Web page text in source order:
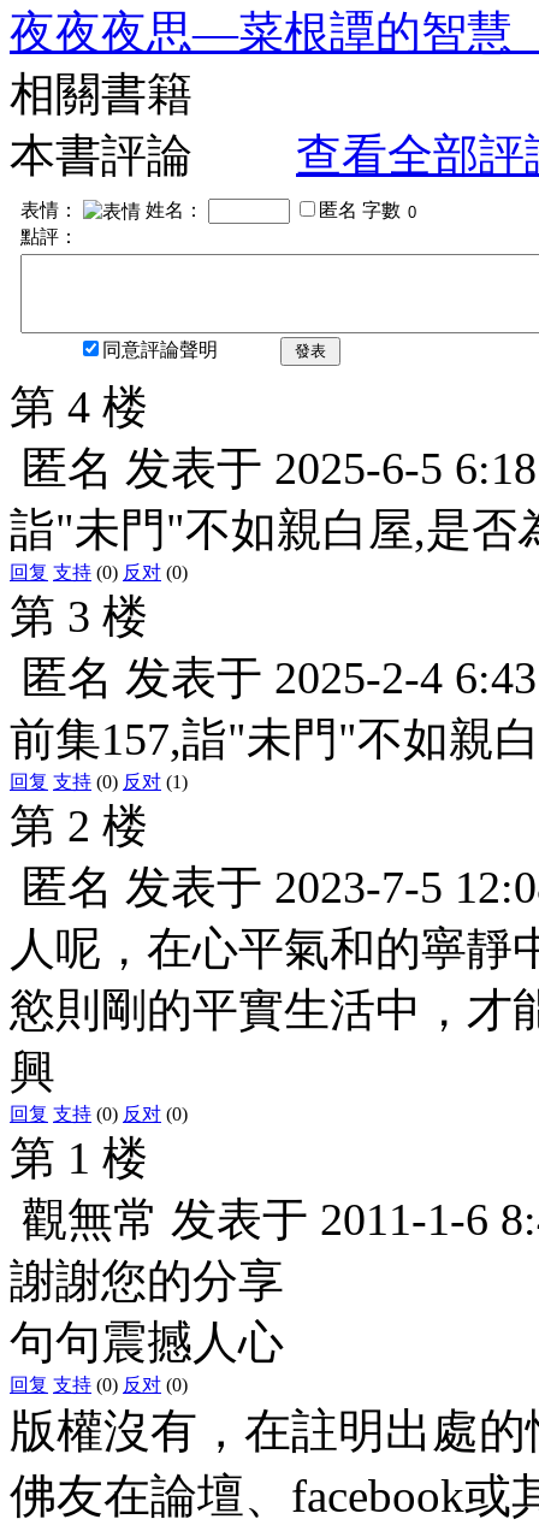
夜夜夜思—菜根譚的智
相關書籍
本書評論
查看全部評
表情： 姓名： 匿名 字數
點評：
同意評論聲明 發表
第 4 楼
匿名 发表于 2025-6-5
詣"未門"不如親白屋,是否
回复 支持 (0) 反对 (0)
第 3 楼
匿名 发表于 2025-2-4
前集157,詣"未門"不如親
回复 支持 (0) 反对 (1)
第 2 楼
匿名 发表于 2023-7-5
人呢，在心平氣和的寧靜
慾則剛的平實生活中，才
興
回复 支持 (0) 反对 (0)
第 1 楼
觀無常 发表于 2011-1-6
謝謝您的分享
句句震撼人心
回复 支持 (0) 反对 (0)
版權沒有，在註明出處
佛友在論壇、facebook